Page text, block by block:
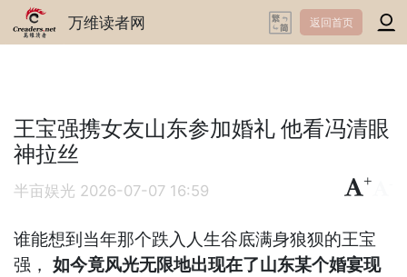
万维读者网 返回首页
王宝强携女友山东参加婚礼 他看冯清眼
神拉丝
半亩娱光 2026-07-07 16:59
+
谁能想到当年那个跌入人生谷底满身狼狈的王宝
强，如今竟风光无限地出现在了山东某个婚宴现